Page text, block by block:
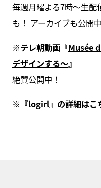
毎週月曜よる7時〜生配
も！ アーカイブも公開中
※テレ朝動画『Musée
デザインする～』
絶賛公開中！
※『logirl』の詳細はこ